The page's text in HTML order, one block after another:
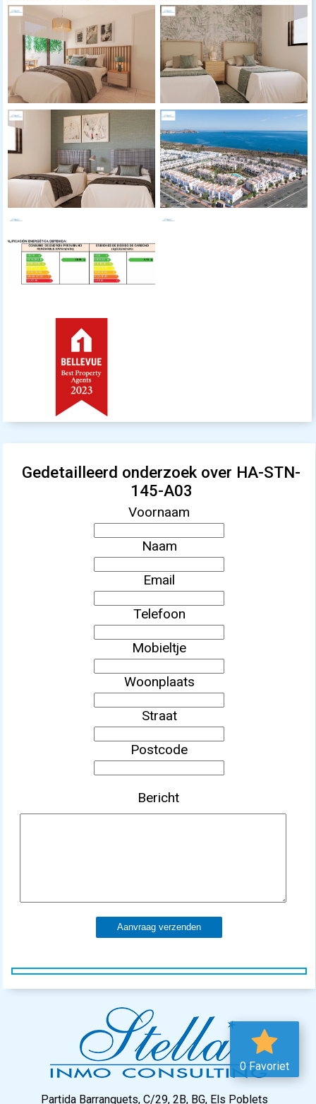
Gedetailleerd onderzoek over HA-STN-
145-A03
Voornaam
Naam
Email
Telefoon
Mobieltje
Woonplaats
Straat
Postcode
Bericht
Aanvraag verzenden
0 Favoriet
Partida Barranquets, C/29, 2B, BG, Els Poblets